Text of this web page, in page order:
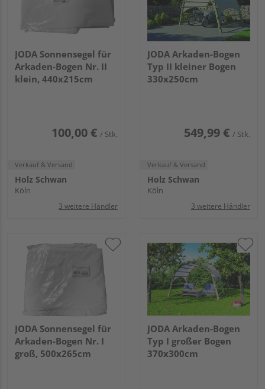
JODA Sonnensegel für
Arkaden-Bogen Nr. II
klein, 440x215cm
100,00 € / Stk.
Verkauf & Versand
Holz Schwan
Köln
3 weitere Händler
JODA Arkaden-Bogen
Typ II kleiner Bogen
330x250cm
549,99 € / Stk.
Verkauf & Versand
Holz Schwan
Köln
3 weitere Händler
JODA Sonnensegel für
Arkaden-Bogen Nr. I
groß, 500x265cm
JODA Arkaden-Bogen
Typ I großer Bogen
370x300cm